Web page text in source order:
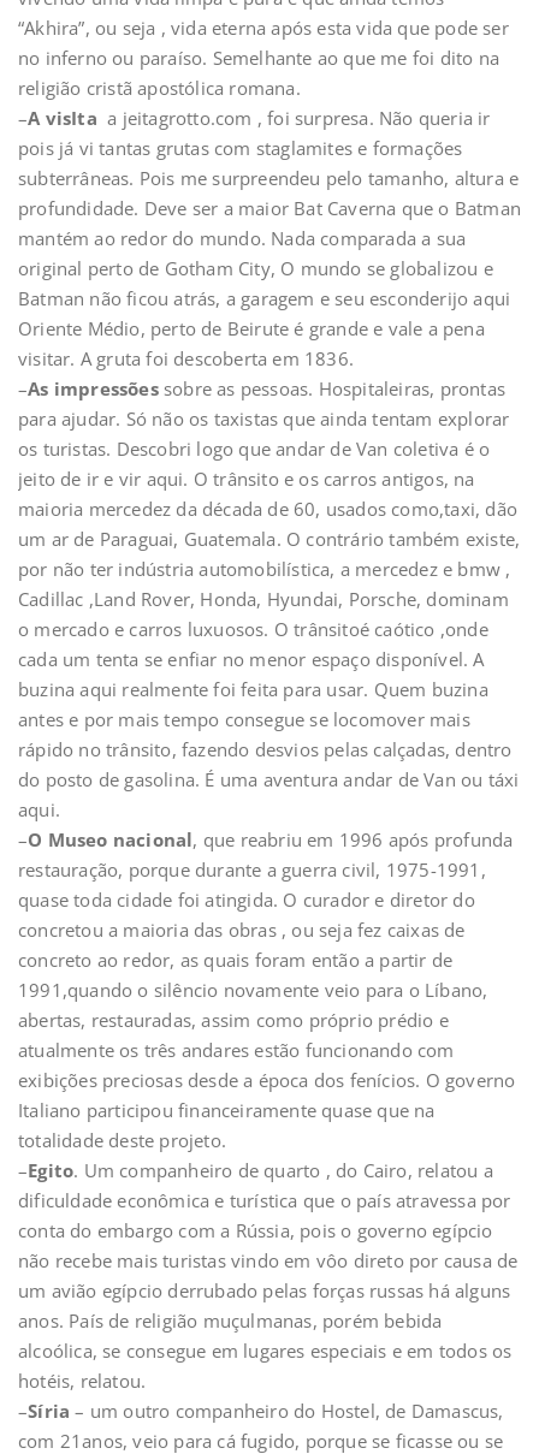
“Akhira”, ou seja , vida eterna após esta vida que pode ser
no inferno ou paraíso. Semelhante ao que me foi dito na
religião cristã apostólica romana.
–A visIta a jeitagrotto.com , foi surpresa. Não queria ir
pois já vi tantas grutas com staglamites e formações
subterrâneas. Pois me surpreendeu pelo tamanho, altura e
profundidade. Deve ser a maior Bat Caverna que o Batman
mantém ao redor do mundo. Nada comparada a sua
original perto de Gotham City, O mundo se globalizou e
Batman não ficou atrás, a garagem e seu esconderijo aqui
Oriente Médio, perto de Beirute é grande e vale a pena
visitar. A gruta foi descoberta em 1836.
–As impressõessobre as pessoas. Hospitaleiras, prontas
para ajudar. Só não os taxistas que ainda tentam explorar
os turistas. Descobri logo que andar de Van coletiva é o
jeito de ir e vir aqui. O trânsito e os carros antigos, na
maioria mercedez da década de 60, usados como,taxi, dão
um ar de Paraguai, Guatemala. O contrário também existe,
por não ter indústria automobilística, a mercedez e bmw ,
Cadillac ,Land Rover, Honda, Hyundai, Porsche, dominam
o mercado e carros luxuosos. O trânsitoé caótico ,onde
cada um tenta se enfiar no menor espaço disponível. A
buzina aqui realmente foi feita para usar. Quem buzina
antes e por mais tempo consegue se locomover mais
rápido no trânsito, fazendo desvios pelas calçadas, dentro
do posto de gasolina. É uma aventura andar de Van ou táxi
aqui.
–O Museo nacional, que reabriu em 1996 após profunda
restauração, porque durante a guerra civil, 1975-1991,
quase toda cidade foi atingida. O curador e diretor do
concretou a maioria das obras , ou seja fez caixas de
concreto ao redor, as quais foram então a partir de
1991,quando o silêncio novamente veio para o Líbano,
abertas, restauradas, assim como próprio prédio e
atualmente os três andares estão funcionando com
exibições preciosas desde a época dos fenícios. O governo
Italiano participou financeiramente quase que na
totalidade deste projeto.
–Egito. Um companheiro de quarto , do Cairo, relatou a
dificuldade econômica e turística que o país atravessa por
conta do embargo com a Rússia, pois o governo egípcio
não recebe mais turistas vindo em vôo direto por causa de
um avião egípcio derrubado pelas forças russas há alguns
anos. País de religião muçulmanas, porém bebida
alcoólica, se consegue em lugares especiais e em todos os
hotéis, relatou.
–Síria – um outro companheiro do Hostel, de Damascus,
com 21anos, veio para cá fugido, porque se ficasse ou se